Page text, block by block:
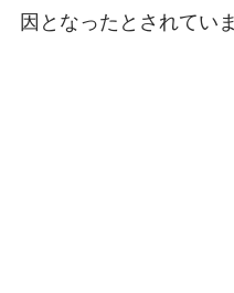
因となったとされていま